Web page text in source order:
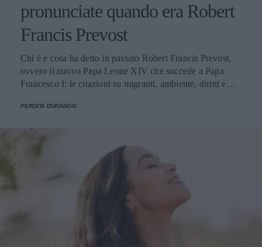
pronunciate quando era Robert
Francis Prevost
Chi è e cosa ha detto in passato Robert Francis Prevost,
ovvero il nuovo Papa Leone XIV che succede a Papa
Francesco I: le citazioni su migranti, ambiente, diritti e
PERDITA DURANGO